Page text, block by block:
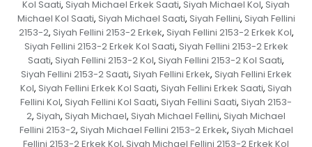
Kol Saati, Siyah Michael Erkek Saati, Siyah Michael Kol, Siyah
Michael Kol Saati, Siyah Michael Saati, Siyah Fellini, Siyah Fellini
2153-2, Siyah Fellini 2153-2 Erkek, Siyah Fellini 2153-2 Erkek Kol,
Siyah Fellini 2153-2 Erkek Kol Saati, Siyah Fellini 2153-2 Erkek
Saati, Siyah Fellini 2153-2 Kol, Siyah Fellini 2153-2 Kol Saati,
Siyah Fellini 2153-2 Saati, Siyah Fellini Erkek, Siyah Fellini Erkek
Kol, Siyah Fellini Erkek Kol Saati, Siyah Fellini Erkek Saati, Siyah
Fellini Kol, Siyah Fellini Kol Saati, Siyah Fellini Saati, Siyah 2153-
2, Siyah, Siyah Michael, Siyah Michael Fellini, Siyah Michael
Fellini 2153-2, Siyah Michael Fellini 2153-2 Erkek, Siyah Michael
Fellini 2153-2 Erkek Kol, Siyah Michael Fellini 2153-2 Erkek Kol